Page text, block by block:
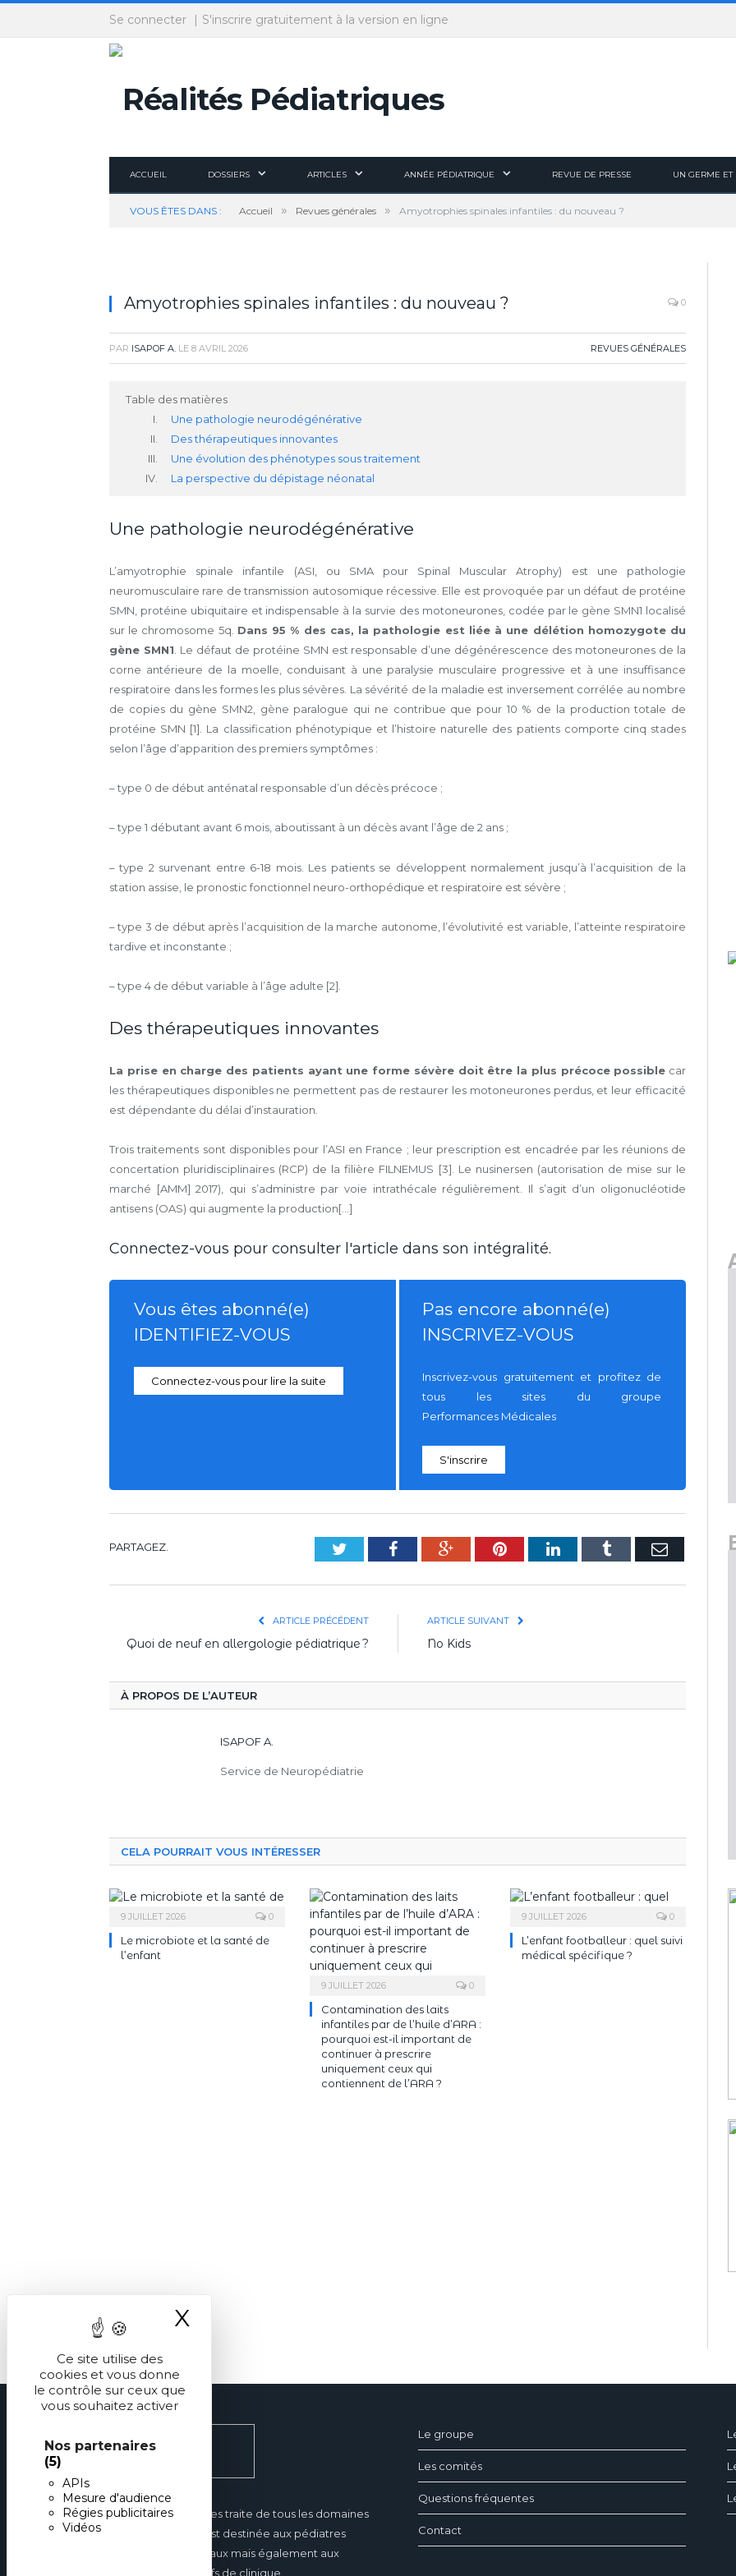
Panneau de gestion des cookies
Ce site utilise des
cookies et vous donne
le contrôle sur ceux que
vous souhaitez activer
Nos partenaires
(5)
APIs
Mesure d'audience
Régies publicitaires
Vidéos
X
Se connecter S'inscrire gratuitement à la version en ligne
ACCUEIL DOSSIERS ARTICLES ANNÉE PÉDIATRIQUE REVUE DE PRESSE UN GERME ET
VOUS ÊTES DANS : Accueil » Revues générales » Amyotrophies spinales infantiles : du nouveau ?
Amyotrophies spinales infantiles : du nouveau ? 0
PAR ISAPOF A. LE 8 AVRIL 2026 REVUES GÉNÉRALES
Table des matières
Une pathologie neurodégénérative
Des thérapeutiques innovantes
Une évolution des phénotypes sous traitement
La perspective du dépistage néonatal
Une pathologie neurodégénérative
L’amyotrophie spinale infantile (ASI, ou SMA pour Spinal Muscular Atrophy) est une pathologie
neuromusculaire rare de transmission autosomique récessive. Elle est provoquée par un défaut de protéine
SMN, protéine ubiquitaire et indispensable à la survie des motoneurones, codée par le gène SMN1 localisé
sur le chromosome 5q. Dans 95 % des cas, la pathologie est liée à une délétion homozygote du
gène SMN1 . Le défaut de protéine SMN est responsable d’une dégénérescence des motoneurones de la
corne antérieure de la moelle, conduisant à une paralysie musculaire progressive et à une insuffisance
respiratoire dans les formes les plus sévères. La sévérité de la maladie est inversement corrélée au nombre
de copies du gène SMN2, gène paralogue qui ne contribue que pour 10 % de la production totale de
protéine SMN [1]. La classification phénotypique et l’histoire naturelle des patients comporte cinq stades
selon l’âge d’apparition des premiers symptômes :
– type 0 de début anténatal responsable d’un décès précoce ;
– type 1 débutant avant 6 mois, aboutissant à un décès avant l’âge de 2 ans ;
– type 2 survenant entre 6-18 mois. Les patients se développent normalement jusqu’à l’acquisition de la
station assise, le pronostic fonctionnel neuro-­orthopédique et respiratoire est sévère ;
– type 3 de début après l’acquisition de la marche autonome, l’évolutivité est variable, l’atteinte respiratoire
tardive et inconstante ;
– type 4 de début variable à l’âge adulte [2].
Des thérapeutiques innovantes
La prise en charge des patients ayant une forme sévère doit être la plus précoce possible car
les thérapeutiques disponibles ne permettent pas de restaurer les motoneurones perdus, et leur efficacité
est dépendante du délai d’instauration.
Trois traitements sont disponibles pour l’ASI en France ; leur prescription est encadrée par les réunions de
concertation pluridisciplinaires (RCP) de la filière FILNEMUS [3]. Le nusinersen (autorisation de mise sur le
marché [AMM] 2017), qui s’administre par voie intrathécale régulièrement. Il s’agit d’un oligonucléotide
antisens (OAS) qui augmente la production[...]
Connectez-vous pour consulter l'article dans son intégralité.
Vous êtes abonné(e)
IDENTIFIEZ-VOUS
Connectez-vous pour lire la suite
Pas encore abonné(e)
INSCRIVEZ-VOUS
Inscrivez-vous gratuitement et profitez de
tous les sites du groupe
Performances Médicales
S'inscrire
PARTAGEZ. TwitterFacebookGoogle+PinterestLinkedInTumblr E-
ARTICLE PRÉCÉDENT
Quoi de neuf en allergologie pédiatrique ?
ARTICLE SUIVANT
No Kids
À PROPOS DE L’AUTEUR
ISAPOF A.
Service de Neuropédiatrie
CELA POURRAIT VOUS INTÉRESSER
9 JUILLET 2026 0
Le microbiote et la santé de
l’enfant
9 JUILLET 2026 0
Contamination des laits
infantiles par de l’huile d’ARA :
pourquoi est-il important de
continuer à prescrire
uniquement ceux qui
contiennent de l’ARA ?
9 JUILLET 2026 0
L’enfant footballeur : quel suivi
médical spécifique ?
Réalités Pédiatriques traite de tous les domaines
de la pédiatrie et est destinée aux pédiatres
hospitaliers et libéraux mais également aux
internes et aux chefs de clinique.
Le groupe
Les comités
Questions fréquentes
Contact